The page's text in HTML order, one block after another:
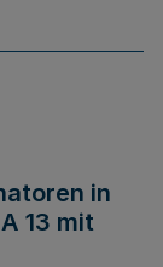
in
13 mit